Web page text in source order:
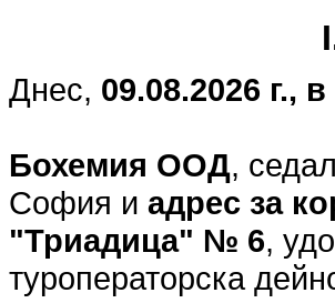
Днес, 09.08.2026 г.,
Бохемия ООД,
София и адрес за
"Триадица" № 6,
туроператорска